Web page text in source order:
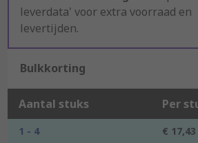
leverdata' voor extra voorraad en
levertijden.
Bulkkorting
Aantal stuks Per
1 - 4
€ 17,43